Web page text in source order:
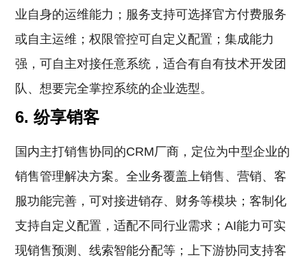
业自身的运维能力；服务支持可选择官方付费服务
或自主运维；权限管控可自定义配置；集成能力
强，可自主对接任意系统，适合有自有技术开发团
队、想要完全掌控系统的企业选型。
6. 纷享销客
国内主打销售协同的CRM厂商，定位为中型企业的
销售管理解决方案。全业务覆盖上销售、营销、客
服功能完善，可对接进销存、财务等模块；客制化
支持自定义配置，适配不同行业需求；AI能力可实
现销售预测、线索智能分配等；上下游协同支持客